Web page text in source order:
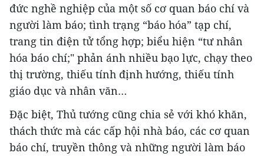
đức nghề nghiệp của một số cơ quan báo chí và
người làm báo; tình trạng “báo hóa” tạp chí,
trang tin điện tử tổng hợp; biểu hiện “tư nhân
hóa báo chí;" phản ánh nhiều bạo lực, chạy theo
thị trường, thiếu tính định hướng, thiếu tính
giáo dục và nhân văn…
Đặc biệt, Thủ tướng cũng chia sẻ với khó khăn,
thách thức mà các cấp hội nhà báo, các cơ quan
báo chí, truyền thông và những người làm báo